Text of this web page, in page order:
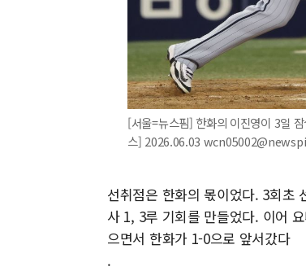
[서울=뉴스핌] 한화의 이진영이 3일
스] 2026.06.03
선취점은 한화의 몫이었다. 3회초
사 1, 3루 기회를 만들었다. 이어
으면서 한화가 1-0으로 앞서갔다
.